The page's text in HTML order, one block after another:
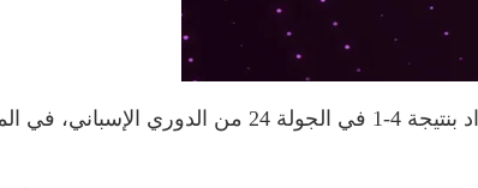
تحدث تيبو كورتوا حارس مرمى ريال مدريد إلى الصحافة عقب الفوز على سوسيداد بنتيجة 4-1 في الجولة 24